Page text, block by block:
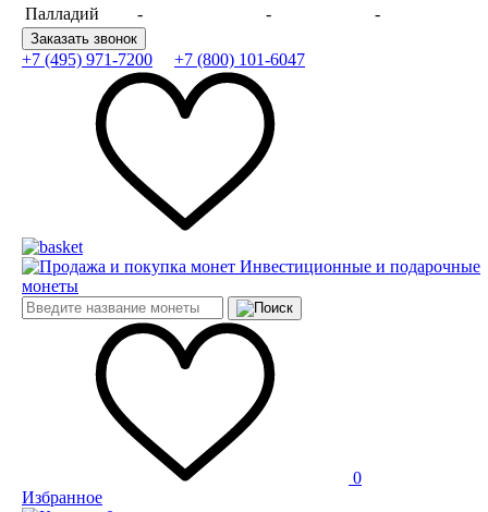
Палладий
- - -
Заказать звонок
+7 (495) 971-7200 +7 (800) 101-6047
Инвестиционные и подарочные
монеты
0
Избранное